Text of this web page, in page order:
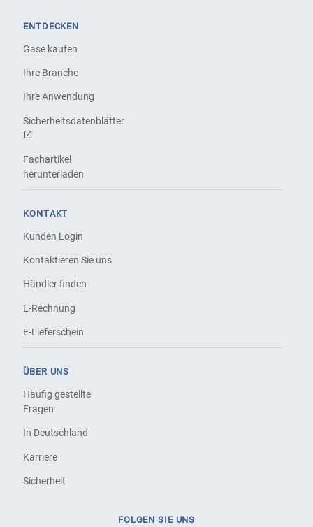
ENTDECKEN
Gase kaufen
Ihre Branche
Ihre Anwendung
Sicherheitsdatenblätter
Fachartikel
herunterladen
KONTAKT
Kunden Login
Kontaktieren Sie uns
Händler finden
E-Rechnung
E-Lieferschein
ÜBER UNS
Häufig gestellte
Fragen
In Deutschland
Karriere
Sicherheit
FOLGEN SIE UNS